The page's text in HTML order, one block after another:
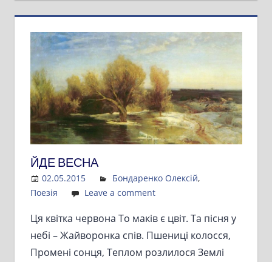
ЙДЕ ВЕСНА
02.05.2015 Admin
Бондаренко Олексій,
Поезія
Leave a comment
Ця квітка червона То маків є цвіт. Та пісня у
небі – Жайворонка спів. Пшениці колосся,
Промені сонця, Теплом розлилося Землі